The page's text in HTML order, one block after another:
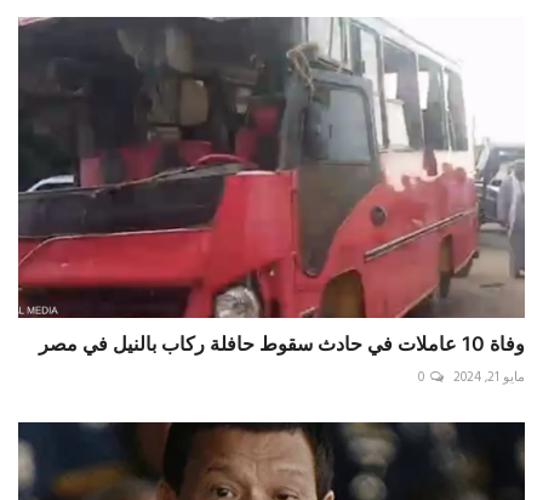
وفاة 10 عاملات في حادث سقوط حافلة ركاب بالنيل في مصر
مايو 21, 2024 0